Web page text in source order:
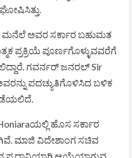
ಅವರ ಸರ್ಕಾರ ಬಹುಮತ
ಪ್ರಕ್ರಿಯೆ ಪೂರ್ಣಗೊಳ್ಳುವವರೆಗೆ
ಗವರ್ನರ್ ಜನರಲ್Sir
ಪದಚ್ಯುತಿಗೊಳಿಸಿದ ಬಳಿಕ
ಯಲ್ಲಿ ಹೊಸ ಸರ್ಕಾರ
ಮಾಜಿ ವಿದೇಶಾಂಗ ಸಚಿವ
ಪ್ರಧಾನಿಯಾಗಿ ಆಯ್ಕೆಯಾಗುವ